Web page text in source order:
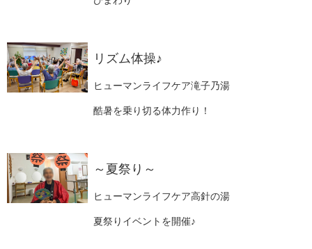
リズム体操♪
ヒューマンライフケア滝子乃湯
酷暑を乗り切る体力作り！
～夏祭り～
ヒューマンライフケア高針の湯
夏祭りイベントを開催♪